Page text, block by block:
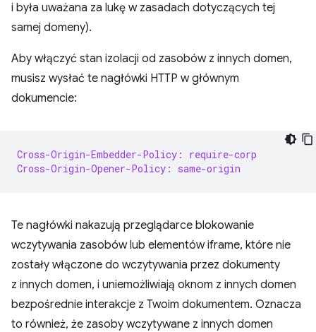
i była uważana za lukę w zasadach dotyczących tej
samej domeny).
Aby włączyć stan izolacji od zasobów z innych domen,
musisz wysłać te nagłówki HTTP w głównym
dokumencie:
Cross-Origin-Embedder-Policy: require-corp
Cross-Origin-Opener-Policy: same-origin
Te nagłówki nakazują przeglądarce blokowanie
wczytywania zasobów lub elementów iframe, które nie
zostały włączone do wczytywania przez dokumenty
z innych domen, i uniemożliwiają oknom z innych domen
bezpośrednie interakcje z Twoim dokumentem. Oznacza
to również, że zasoby wczytywane z innych domen